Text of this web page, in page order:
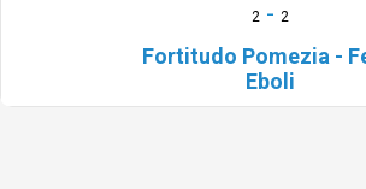
2- 2
Fortitudo Pomezia -
Eboli